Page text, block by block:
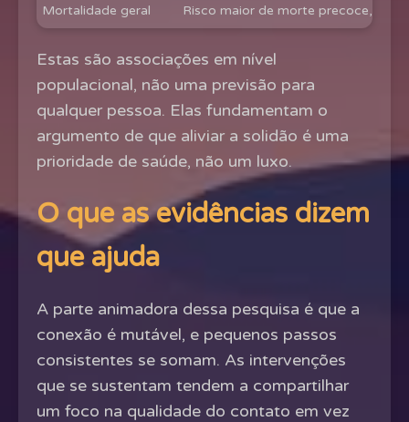
Mortalidade geral Risco maior de morte precoce,
Estas são associações em nível
populacional, não uma previsão para
qualquer pessoa. Elas fundamentam o
argumento de que aliviar a solidão é uma
prioridade de saúde, não um luxo.
O que as evidências dizem
que ajuda
A parte animadora dessa pesquisa é que a
conexão é mutável, e pequenos passos
consistentes se somam. As intervenções
que se sustentam tendem a compartilhar
um foco na qualidade do contato em vez